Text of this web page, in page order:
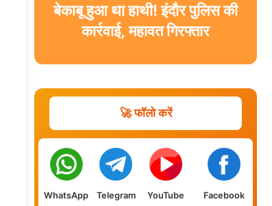
बेकाबू हुआ था हाथी! इंदौर पुलिस की
कार्रवाई, महावत गिरफ्तार
🚀 फॉलो करें
WhatsApp Telegram YouTube Facebook